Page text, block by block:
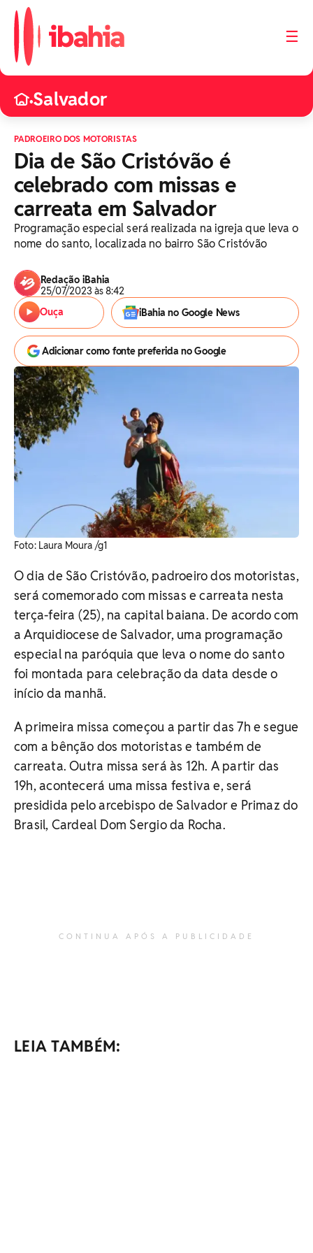
☰
•Salvador
PADROEIRO DOS MOTORISTAS
Dia de São Cristóvão é
celebrado com missas e
carreata em Salvador
Programação especial será realizada na igreja que leva o
nome do santo, localizada no bairro São Cristóvão
Redação iBahia
25/07/2023 às 8:42
Ouça
iBahia no Google News
Adicionar como fonte preferida no Google
Foto: Laura Moura /g1
O dia de São Cristóvão, padroeiro dos motoristas,
será comemorado com missas e carreata nesta
terça-feira (25), na capital baiana. De acordo com
a Arquidiocese de Salvador, uma programação
especial na paróquia que leva o nome do santo
foi montada para celebração da data desde o
início da manhã.
A primeira missa começou a partir das 7h e segue
com a bênção dos motoristas e também de
carreata. Outra missa será às 12h. A partir das
19h, acontecerá uma missa festiva e, será
presidida pelo arcebispo de Salvador e Primaz do
Brasil, Cardeal Dom Sergio da Rocha.
CONTINUA APÓS A PUBLICIDADE
LEIA TAMBÉM: